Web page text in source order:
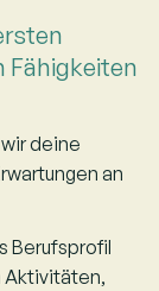
Fähigkeiten
deine
an
Berufsprofil
Aktivitäten,